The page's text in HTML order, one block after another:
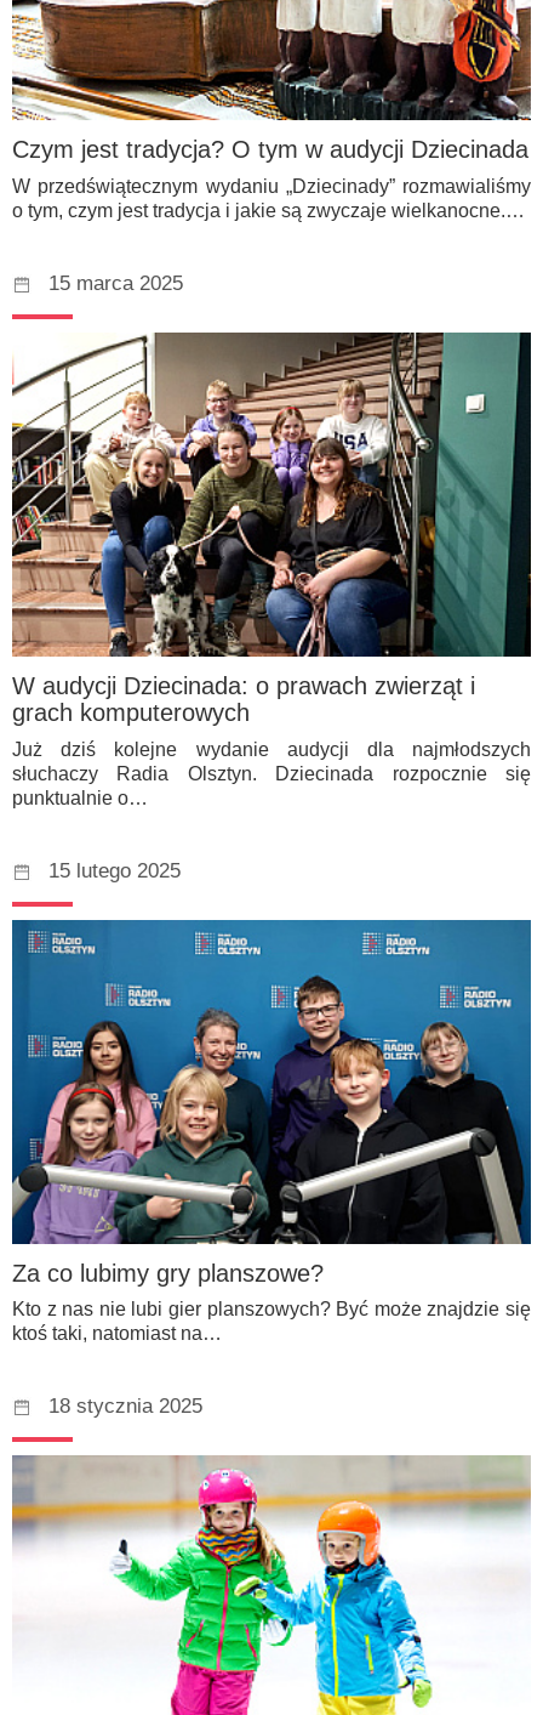
Czym jest tradycja? O tym w audycji Dziecinada
W przedświątecznym wydaniu „Dziecinady” rozmawialiśmy
o tym, czym jest tradycja i jakie są zwyczaje wielkanocne.…
15 marca 2025
W audycji Dziecinada: o prawach zwierząt i
grach komputerowych
Już dziś kolejne wydanie audycji dla najmłodszych
słuchaczy Radia Olsztyn. Dziecinada rozpocznie się
punktualnie o…
15 lutego 2025
Za co lubimy gry planszowe?
Kto z nas nie lubi gier planszowych? Być może znajdzie się
ktoś taki, natomiast na…
18 stycznia 2025